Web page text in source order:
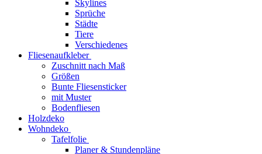
Skylines
Sprüche
Städte
Tiere
Verschiedenes
Fliesenaufkleber
Zuschnitt nach Maß
Größen
Bunte Fliesensticker
mit Muster
Bodenfliesen
Holzdeko
Wohndeko
Tafelfolie
Planer & Stundenpläne